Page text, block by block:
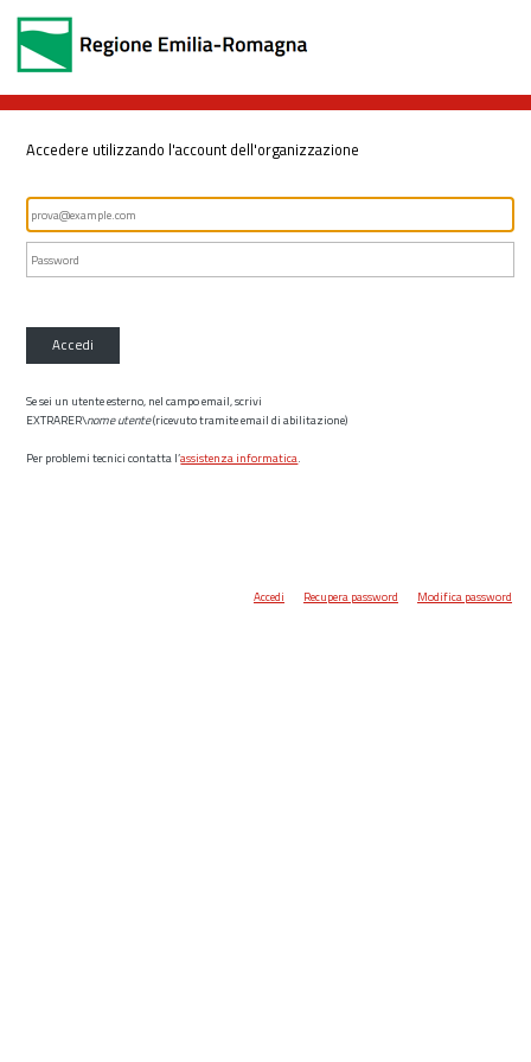
Accedere utilizzando l'account dell'organizzazione
Accedi
Se sei un utente esterno, nel campo email, scrivi
EXTRARER\nome utente(ricevuto tramite email di abilitazione)
Per problemi tecnici contatta l’assistenza informatica.
Accedi Recupera password Modifica password